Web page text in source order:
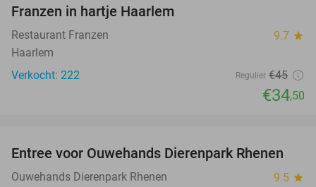
Franzen in hartje Haarlem
Restaurant Franzen 9.7 star
Haarlem
Verkocht: 222
Regulier €45
€34,50
19%
Entree voor Ouwehands Dierenpark Rhenen
Ouwehands Dierenpark Rhenen 9.5 star